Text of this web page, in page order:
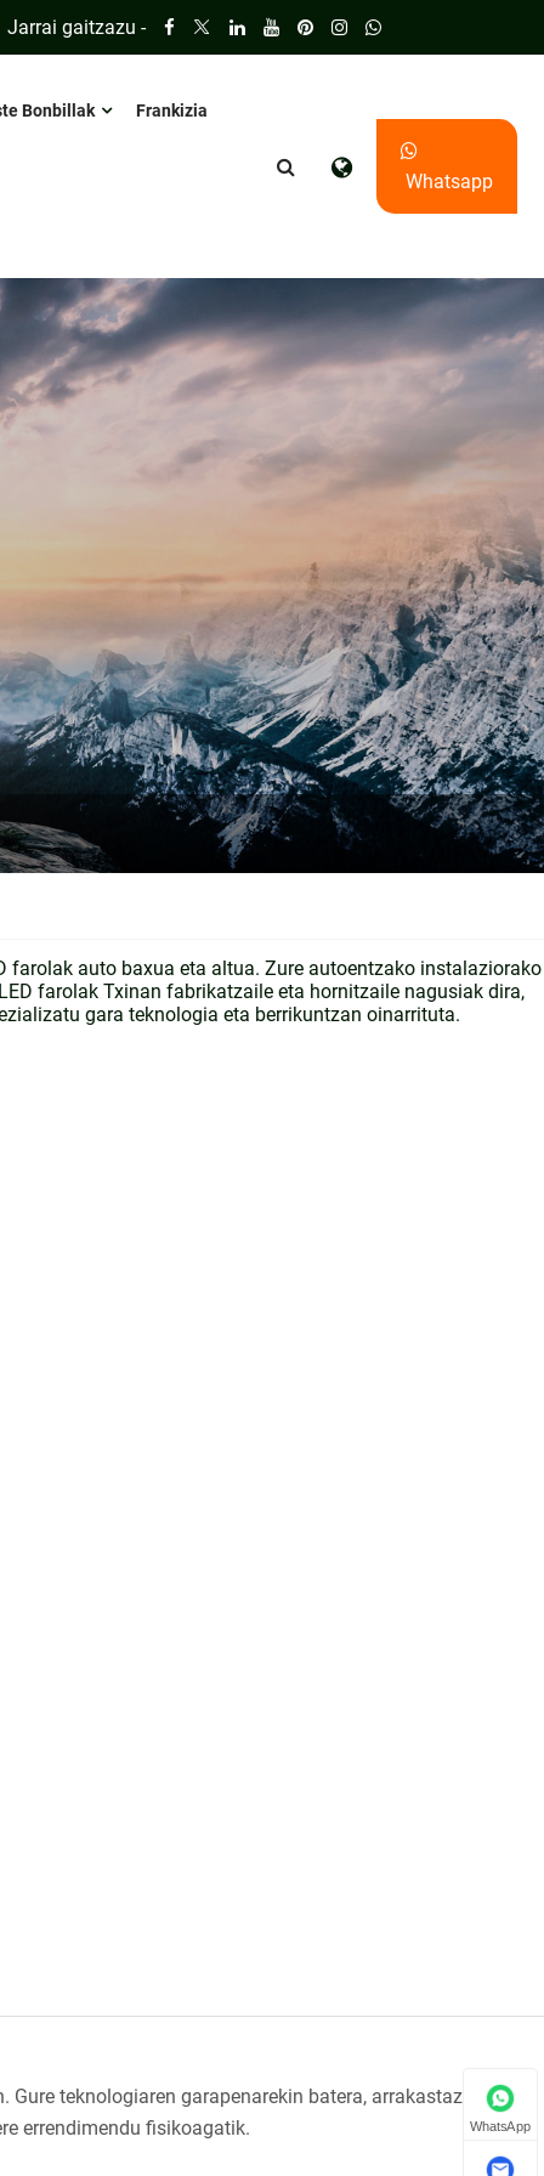
Jarrai gaitzazu -
Bonbillak Frankizia
Whatsapp
farolak auto baxua eta altua. Zure autoentzako instalaziorako
farolak Txinan fabrikatzaile eta hornitzaile nagusiak dira,
gara teknologia eta berrikuntzan oinarrituta.
teknologiaren garapenarekin batera, arrakastaz iritsi
errendimendu fisikoagatik.
WhatsApp